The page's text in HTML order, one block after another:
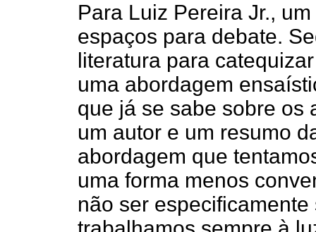
Para Luiz Pereira Jr.,
espaços para debate.
literatura para
uma abordagem
que já se sabe sobre os
um autor e um resumo
abordagem que
uma forma menos
não ser